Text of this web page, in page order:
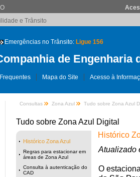
e Trânsito
Emergências no Trânsito: Ligue 156
de Engenharia
Mapa do Site Acesso à
Consultas Zona Azul Tudo sobre Zona Azul
Tudo sobre Zona Azul Digital
Histórico Zona Azul
Regras para estacionar em
áreas de Zona Azul
Consulta à autenticação do
CAD
Histórico
Atualizado
O